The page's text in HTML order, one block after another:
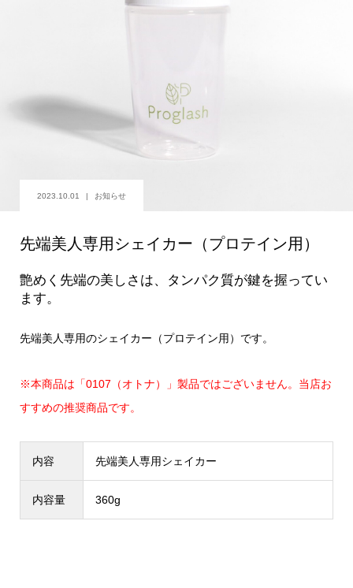
2023.10.01 お知らせ
先端美人専用シェイカー（プロテイン用）
艶めく先端の美しさは、タンパク質が鍵を握ってい
ます。
先端美人専用のシェイカー（プロテイン用）です。
※本商品は「0107（オトナ）」製品ではございません。当店お
すすめの推奨商品です。
内容 先端美人専用シェイカー
内容量 360g